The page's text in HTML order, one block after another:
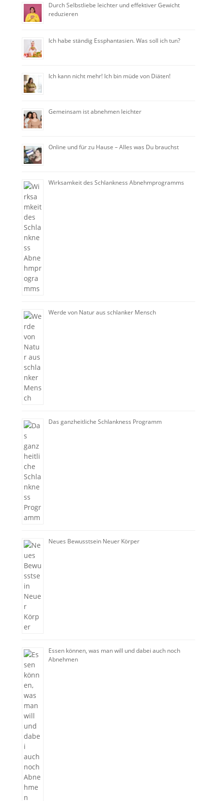
Durch Selbstliebe leichter und effektiver Gewicht
reduzieren
Ich habe ständig Essphantasien. Was soll ich tun?
Ich kann nicht mehr! Ich bin müde von Diäten!
Gemeinsam ist abnehmen leichter
Online und für zu Hause – Alles was Du brauchst
Wirksamkeit des Schlankness Abnehmprogramms
Werde von Natur aus schlanker Mensch
Das ganzheitliche Schlankness Programm
Neues Bewusstsein Neuer Körper
Essen können, was man will und dabei auch noch
Abnehmen